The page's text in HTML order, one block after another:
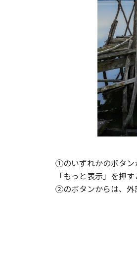
①のいずれかのボタン
「もっと表示」を押
②のボタンからは、外